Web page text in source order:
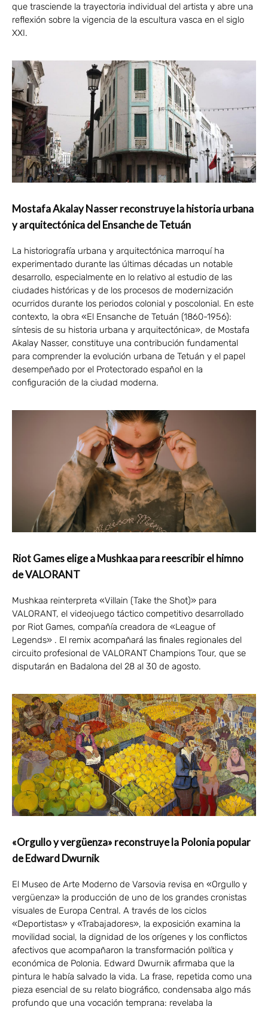
que trasciende la trayectoria individual del artista y abre una
reflexión sobre la vigencia de la escultura vasca en el siglo
XXI.
Mostafa Akalay Nasser reconstruye la historia urbana
y arquitectónica del Ensanche de Tetuán
La historiografía urbana y arquitectónica marroquí ha
experimentado durante las últimas décadas un notable
desarrollo, especialmente en lo relativo al estudio de las
ciudades históricas y de los procesos de modernización
ocurridos durante los periodos colonial y poscolonial. En este
contexto, la obra «El Ensanche de Tetuán (1860-1956):
síntesis de su historia urbana y arquitectónica», de Mostafa
Akalay Nasser, constituye una contribución fundamental
para comprender la evolución urbana de Tetuán y el papel
desempeñado por el Protectorado español en la
configuración de la ciudad moderna.
Riot Games elige a Mushkaa para reescribir el himno
de VALORANT
Mushkaa reinterpreta «Villain (Take the Shot)» para
VALORANT, el videojuego táctico competitivo desarrollado
por Riot Games, compañía creadora de «League of
Legends» . El remix acompañará las finales regionales del
circuito profesional de VALORANT Champions Tour, que se
disputarán en Badalona del 28 al 30 de agosto.
«Orgullo y vergüenza» reconstruye la Polonia popular
de Edward Dwurnik
El Museo de Arte Moderno de Varsovia revisa en «Orgullo y
vergüenza» la producción de uno de los grandes cronistas
visuales de Europa Central. A través de los ciclos
«Deportistas» y «Trabajadores», la exposición examina la
movilidad social, la dignidad de los orígenes y los conflictos
afectivos que acompañaron la transformación política y
económica de Polonia. Edward Dwurnik afirmaba que la
pintura le había salvado la vida. La frase, repetida como una
pieza esencial de su relato biográfico, condensaba algo más
profundo que una vocación temprana: revelaba la